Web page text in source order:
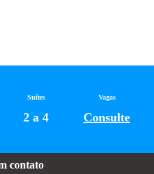
contato
Suítes
2 a 4
Vagas
Consulte